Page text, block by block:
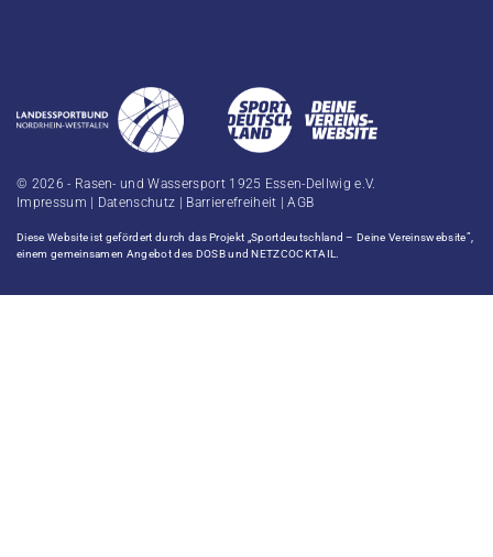
© 2026 - Rasen- und Wassersport 1925 Essen-Dellwig e.V.
Impressum | Datenschutz | Barrierefreiheit |AGB
Diese Website ist gefördert durch das Projekt „Sportdeutschland – Deine Vereinswebsite”,
einem gemeinsamen Angebot des DOSB und NETZCOCKTAIL.